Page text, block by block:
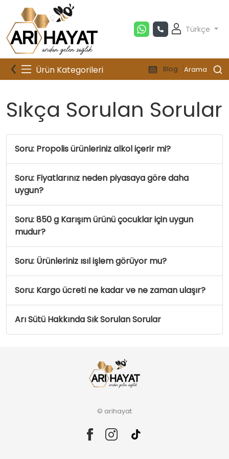
Türkçe
Ürün Kategorileri Blog Arama
Sıkça Sorulan Sorular
Soru: Propolis ürünleriniz alkol içerir mi?
Soru: Fiyatlarınız neden piyasaya göre daha
uygun?
Soru: 850 g Karışım ürünü çocuklar için uygun
mudur?
Soru: Ürünleriniz ısıl işlem görüyor mu?
Soru: Kargo ücreti ne kadar ve ne zaman ulaşır?
Arı Sütü Hakkında Sık Sorulan Sorular
© arihayat